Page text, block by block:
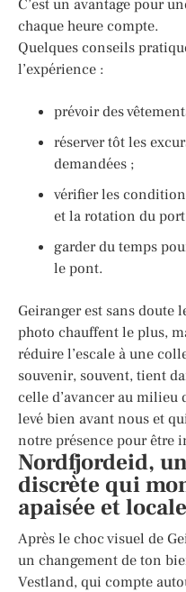
C’est un avantage pour
chaque heure compte.
Quelques conseils
l’expérience :
prévoir des
réserver tôt les
demandées ;
vérifier les
et la rotation du
garder du temps
le pont.
Geiranger est sans doute
photo chauffent le plus,
réduire l’escale à une
souvenir, souvent, tient
celle d’avancer au milieu
levé bien avant nous et
notre présence pour être
Nordfjordeid,
discrète qui
apaisée et locale
Après le choc visuel de
un changement de ton
Vestland, qui compte